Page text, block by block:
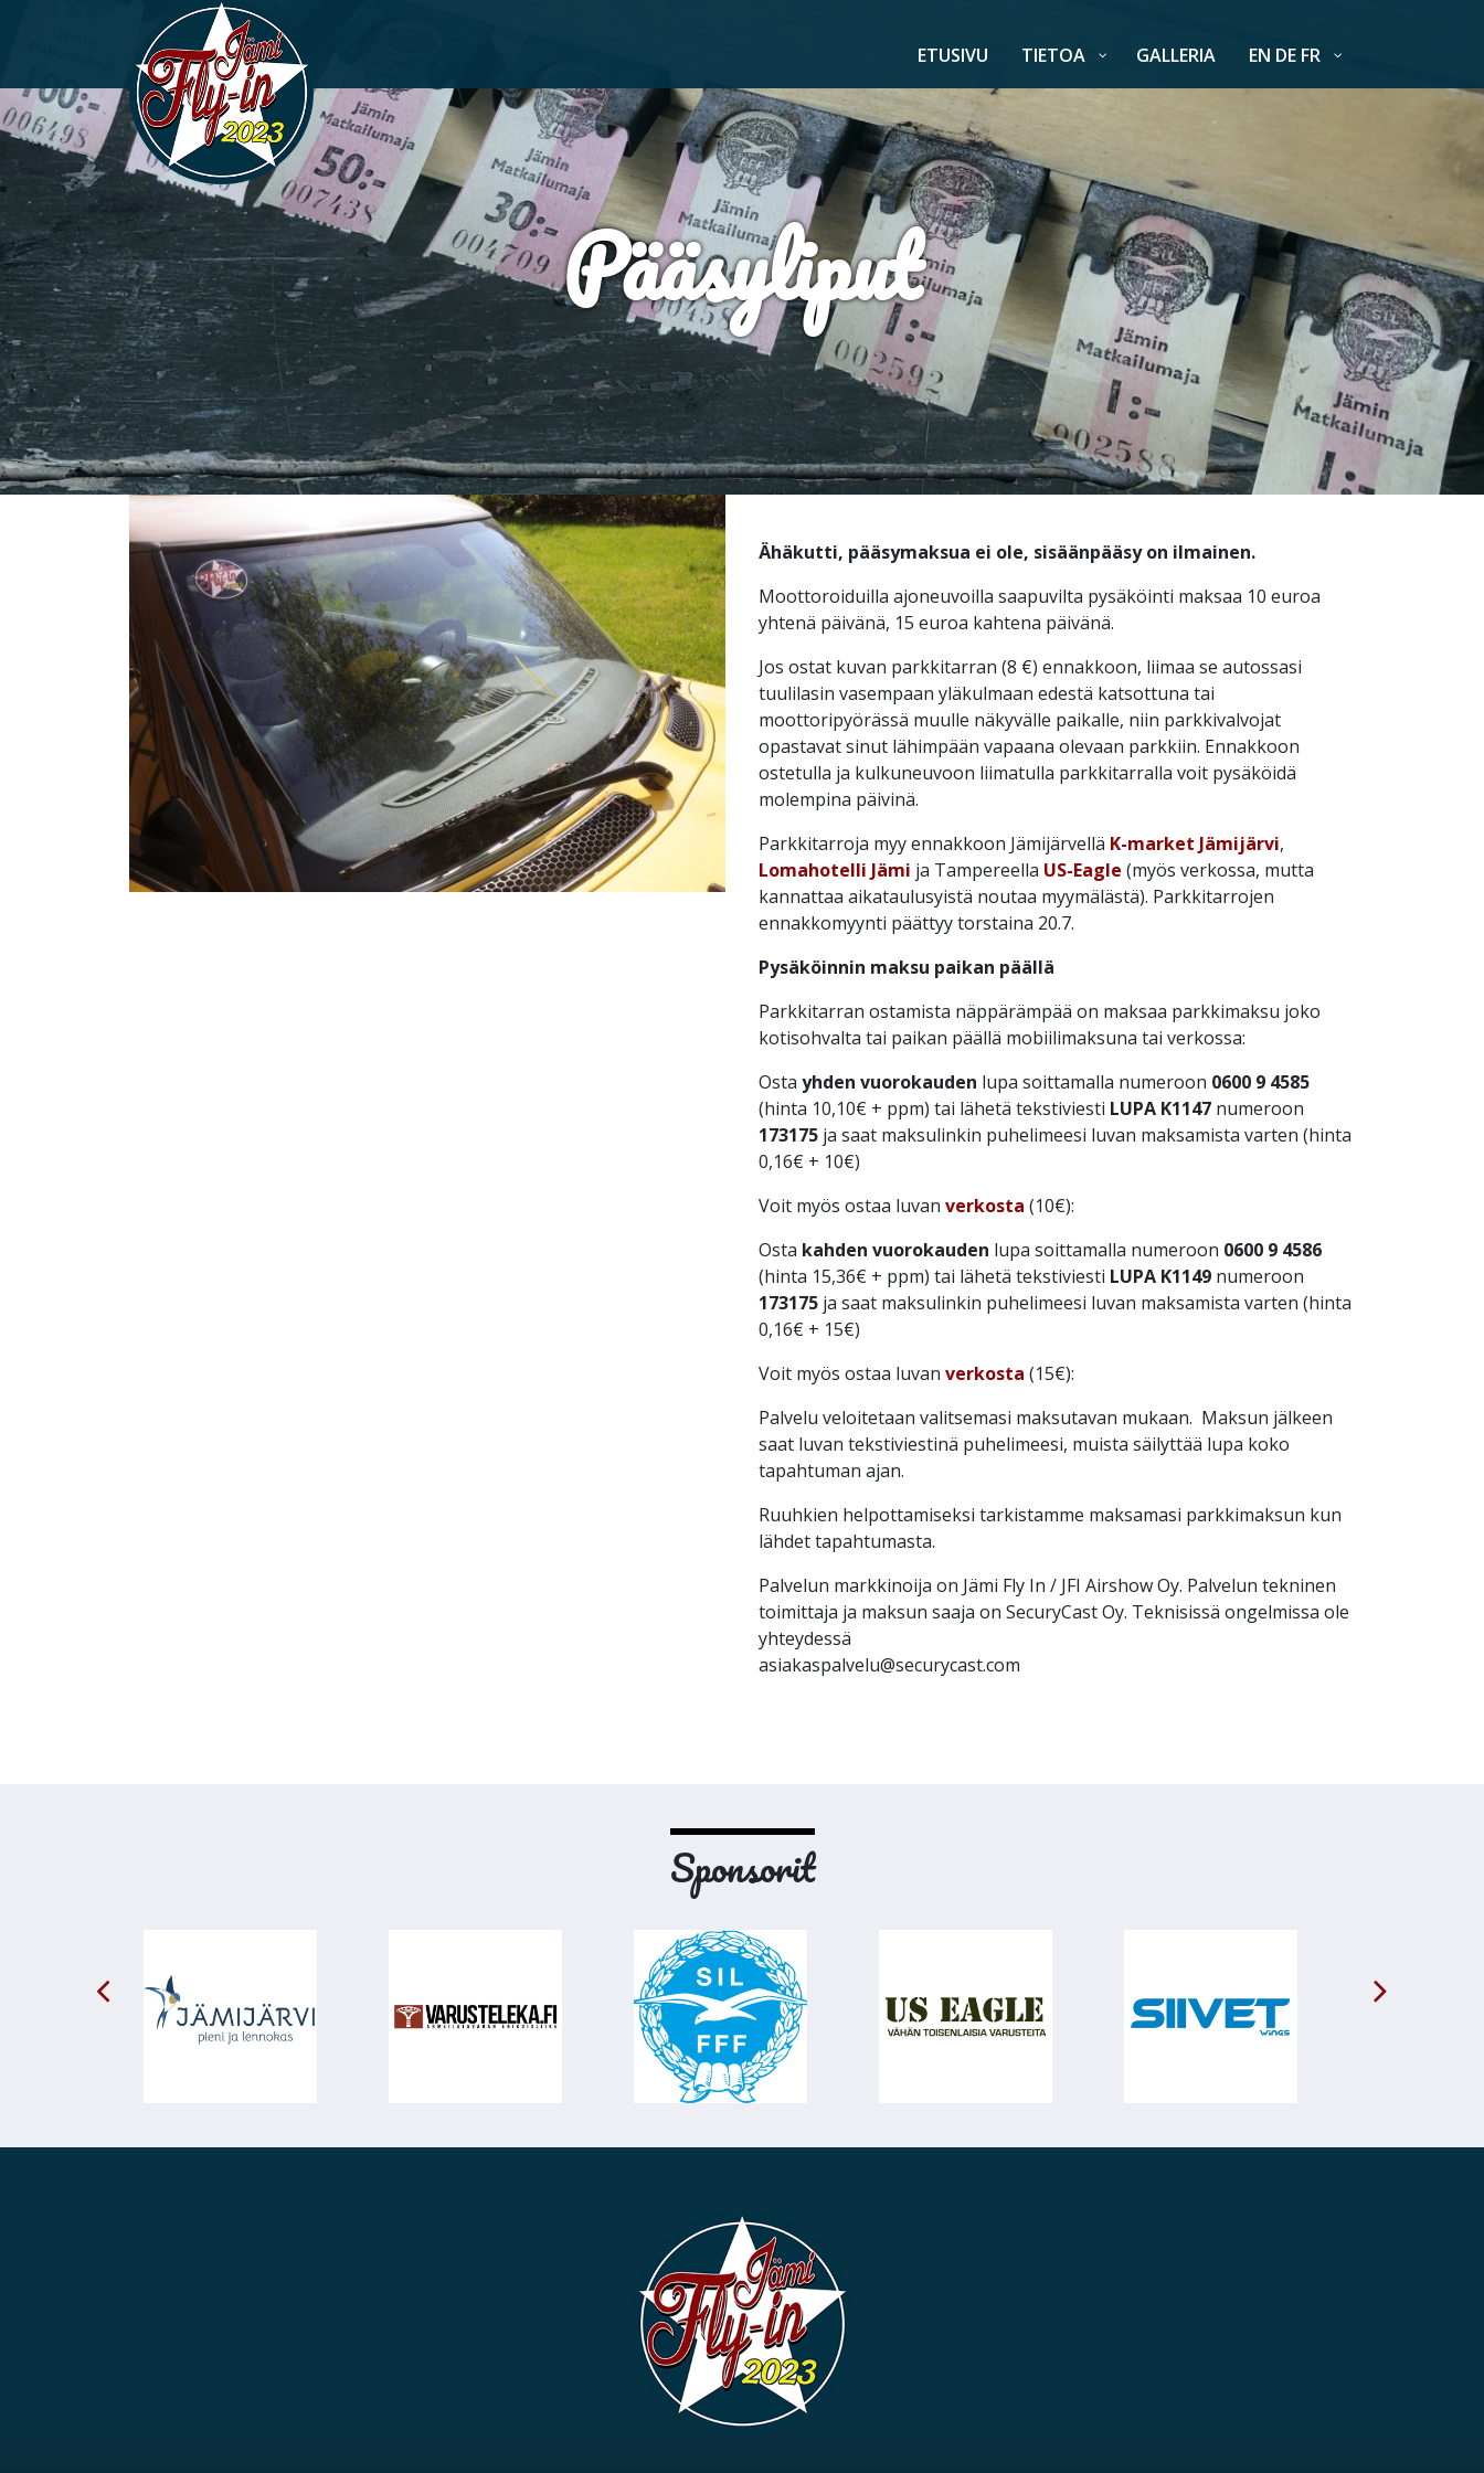
ETUSIVU TIETOA GALLERIA EN DE FR
Pääsyliput
Ähäkutti, pääsymaksua ei ole, sisäänpääsy on ilmainen.
Moottoroiduilla ajoneuvoilla saapuvilta pysäköinti maksaa 10 euroa
yhtenä päivänä, 15 euroa kahtena päivänä.
Jos ostat kuvan parkkitarran (8 €) ennakkoon, liimaa se autossasi
tuulilasin vasempaan yläkulmaan edestä katsottuna tai
moottoripyörässä muulle näkyvälle paikalle, niin parkkivalvojat
opastavat sinut lähimpään vapaana olevaan parkkiin. Ennakkoon
ostetulla ja kulkuneuvoon liimatulla parkkitarralla voit pysäköidä
molempina päivinä.
Parkkitarroja myy ennakkoon Jämijärvellä K-market Jämijärvi,
Lomahotelli Jämi ja Tampereella US-Eagle (myös verkossa, mutta
kannattaa aikataulusyistä noutaa myymälästä). Parkkitarrojen
ennakkomyynti päättyy torstaina 20.7.
Pysäköinnin maksu paikan päällä
Parkkitarran ostamista näppärämpää on maksaa parkkimaksu joko
kotisohvalta tai paikan päällä mobiilimaksuna tai verkossa:
Osta yhden vuorokauden lupa soittamalla numeroon 0600 9 4585
(hinta 10,10€ + ppm) tai lähetä tekstiviesti LUPA K1147 numeroon
173175 ja saat maksulinkin puhelimeesi luvan maksamista varten (hinta
0,16€ + 10€)
Voit myös ostaa luvan verkosta (10€):
Osta kahden vuorokauden lupa soittamalla numeroon 0600 9 4586
(hinta 15,36€ + ppm) tai lähetä tekstiviesti LUPA K1149 numeroon
173175 ja saat maksulinkin puhelimeesi luvan maksamista varten (hinta
0,16€ + 15€)
Voit myös ostaa luvan verkosta (15€):
Palvelu veloitetaan valitsemasi maksutavan mukaan. Maksun jälkeen
saat luvan tekstiviestinä puhelimeesi, muista säilyttää lupa koko
tapahtuman ajan.
Ruuhkien helpottamiseksi tarkistamme maksamasi parkkimaksun kun
lähdet tapahtumasta.
Palvelun markkinoija on Jämi Fly In / JFI Airshow Oy. Palvelun tekninen
toimittaja ja maksun saaja on SecuryCast Oy. Teknisissä ongelmissa ole
yhteydessä
asiakaspalvelu@securycast.com
Sponsorit